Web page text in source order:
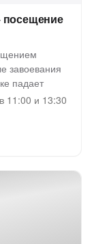
посещение
завоевания
падает
11:00 и 13:30